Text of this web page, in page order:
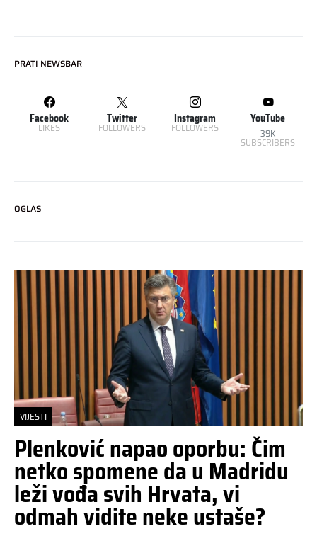
PRATI NEWSBAR
Facebook
LIKES
Twitter
FOLLOWERS
Instagram
FOLLOWERS
YouTube
39K
SUBSCRIBERS
OGLAS
VIJESTI
Plenković napao oporbu: Čim
netko spomene da u Madridu
leži vođa svih Hrvata, vi
odmah vidite neke ustaše?